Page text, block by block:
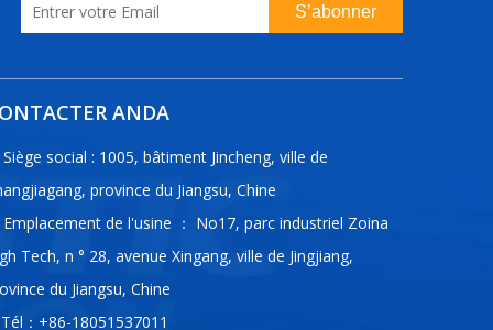
S’abonner
ANDA
Siège social : 1005, bâtiment Jincheng, ville de
province du Jiangsu, Chine
Emplacement de l'usine ： No17, parc industriel Zoina
Tech, n ° 28, avenue Xingang, ville de Jingjiang,
du Jiangsu, Chine
Tél：+86-18051537011